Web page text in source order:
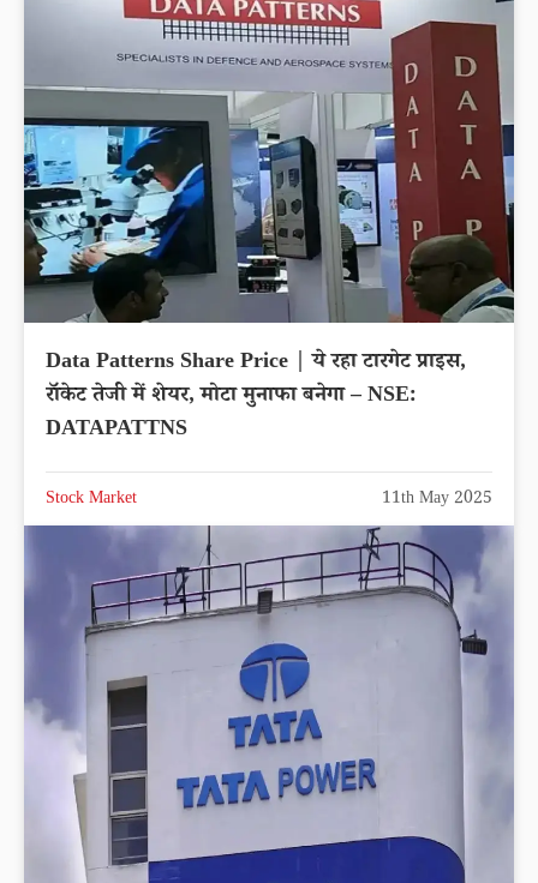
Data Patterns Share Price | ये रहा टारगेट प्राइस,
रॉकेट तेजी में शेयर, मोटा मुनाफा बनेगा – NSE:
DATAPATTNS
Stock Market 11th May 2025